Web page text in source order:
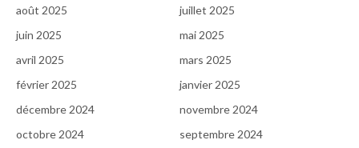
août 2025
juillet 2025
juin 2025
mai 2025
avril 2025
mars 2025
février 2025
janvier 2025
décembre 2024
novembre 2024
octobre 2024
septembre 2024